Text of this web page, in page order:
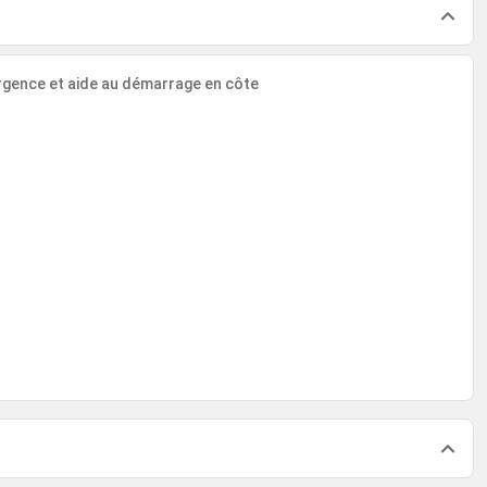
et aide au démarrage en côte